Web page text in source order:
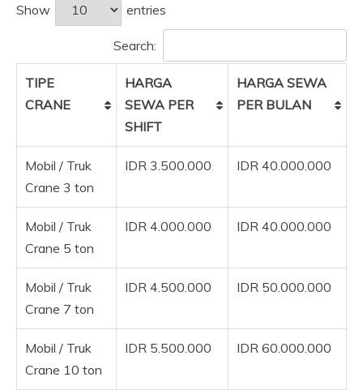
Show entries
Search:
TIPE
CRANE
HARGA
SEWA PER
SHIFT
HARGA SEWA
PER BULAN
Mobil / Truk
Crane 3 ton
IDR 3.500.000 IDR 40.000.000
Mobil / Truk
Crane 5 ton
IDR 4.000.000 IDR 40.000.000
Mobil / Truk
Crane 7 ton
IDR 4.500.000 IDR 50.000.000
Mobil / Truk
Crane 10 ton
IDR 5.500.000 IDR 60.000.000